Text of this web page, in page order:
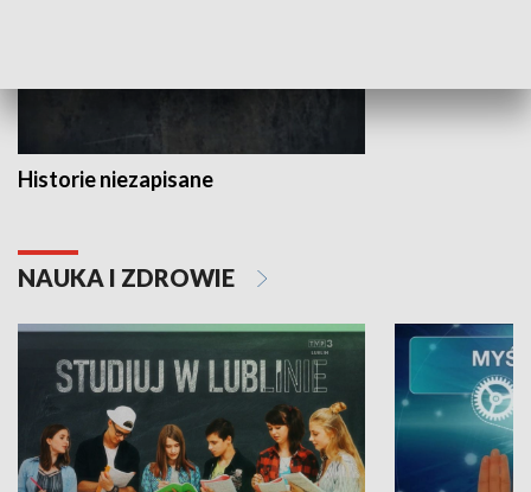
Historie niezapisane
NAUKA I ZDROWIE